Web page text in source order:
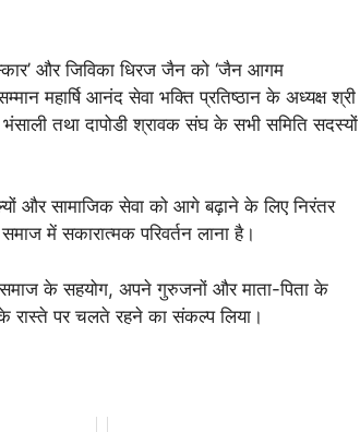
और जिविका धिरज जैन को ‘जैन आगम
महार्षि आनंद सेवा भक्ति प्रतिष्ठान के अध्यक्ष श्री
तथा दापोडी श्रावक संघ के सभी समिति सदस्यों
और सामाजिक सेवा को आगे बढ़ाने के लिए निरंतर
में सकारात्मक परिवर्तन लाना है।
समाज के सहयोग, अपने गुरुजनों और माता-पिता के
के रास्ते पर चलते रहने का संकल्प लिया।